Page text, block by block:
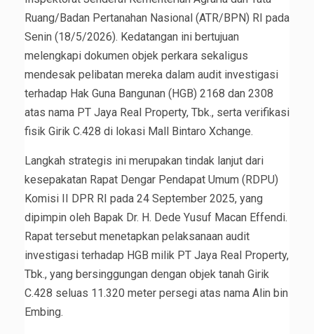
Ruang/Badan Pertanahan Nasional (ATR/BPN) RI pada
Senin (18/5/2026). Kedatangan ini bertujuan
melengkapi dokumen objek perkara sekaligus
mendesak pelibatan mereka dalam audit investigasi
terhadap Hak Guna Bangunan (HGB) 2168 dan 2308
atas nama PT Jaya Real Property, Tbk., serta verifikasi
fisik Girik C.428 di lokasi Mall Bintaro Xchange.
Langkah strategis ini merupakan tindak lanjut dari
kesepakatan Rapat Dengar Pendapat Umum (RDPU)
Komisi II DPR RI pada 24 September 2025, yang
dipimpin oleh Bapak Dr. H. Dede Yusuf Macan Effendi.
Rapat tersebut menetapkan pelaksanaan audit
investigasi terhadap HGB milik PT Jaya Real Property,
Tbk., yang bersinggungan dengan objek tanah Girik
C.428 seluas 11.320 meter persegi atas nama Alin bin
Embing.